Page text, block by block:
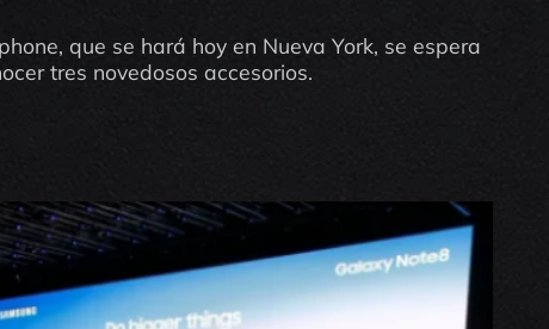
que se hará hoy en Nueva York, se espera
tres novedosos accesorios.